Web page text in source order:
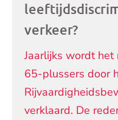
verkeer?
Jaarlijks wordt
65-plussers door
verklaard. De